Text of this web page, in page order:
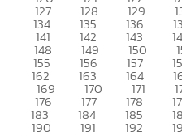
127 128 129
134 135 136
141 142 143
148 149 150
155 156 157
162 163 164
169 170 171
176 177 178
183 184 185
190 191 192